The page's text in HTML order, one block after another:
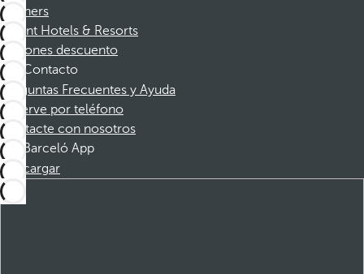
Partners
Dorint Hotels & Resorts
Cupones descuento
Contacto
Preguntas Frecuentes y Ayuda
Reserve por teléfono
Contacte con nosotros
Barceló App
Descargar